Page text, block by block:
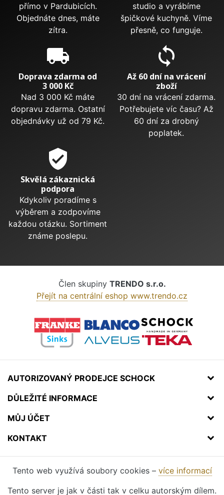
přímo v Pardubicích.
Objednáte dnes, máte
zítra.
studio a vyrábíme
špičkové kuchyně. Víme
přesně, co funguje.
local_shipping
Doprava zdarma od
3 000 Kč
Nad 3 000 Kč máte
dopravu zdarma. Ostatní
objednávky už od 79 Kč.
sync
Až 60 dní na vrácení
zboží
30 dní na vrácení zdarma.
Potřebujete víc času? Až
60 dní za drobný
poplatek.
verified_user
Skvělá zákaznická
podpora
Kdykoliv poradíme s
výběrem a zodpovíme
každou otázku. Sortiment
známe poslepu.
Člen skupiny TRENDO s.r.o.
Přejít na centrální eshop www.trendo.cz
AUTORIZOVANÝ PRODEJCE SCHOCK
DŮLEŽITÉ INFORMACE
MŮJ ÚČET
KONTAKT
Tento web využívá soubory cookies – více informací
Tento server je jak v části tak v celku autorským dílem.